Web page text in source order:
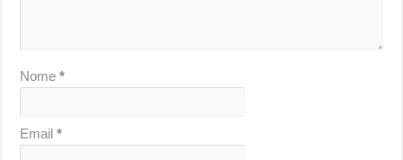
Nome*
Email*